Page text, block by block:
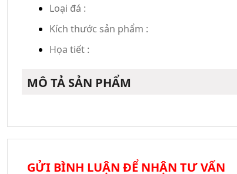
Loại đá :
Kích thước sản phẩm :
Họa tiết :
MÔ TẢ SẢN PHẨM
GỬI BÌNH LUẬN ĐỂ NHẬN TƯ VẤN